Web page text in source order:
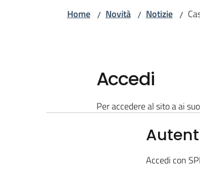
Home / Novità / Notizie /
Accedi
Per accedere al sito a ai
Accedi con